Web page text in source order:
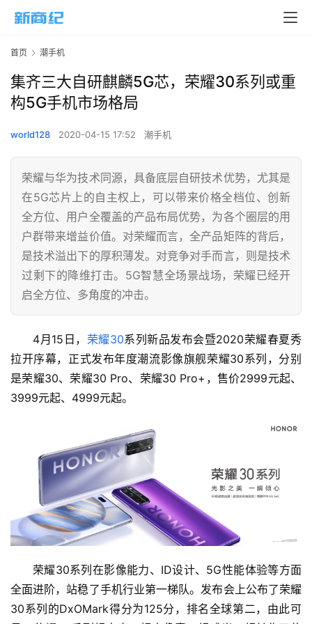
首页 潮手机
集齐三大自研麒麟5G芯，荣耀30系列或重
构5G手机市场格局
world128 2020-04-15 17:52 潮手机
荣耀与华为技术同源，具备底层自研技术优势，尤其是
在5G芯片上的自主权上，可以带来价格全档位、创新
全方位、用户全覆盖的产品布局优势，为各个圈层的用
户群带来增益价值。对荣耀而言，全产品矩阵的背后，
是技术溢出下的厚积薄发。对竞争对手而言，则是技术
过剩下的降维打击。5G智慧全场景战场，荣耀已经开
启全方位、多角度的冲击。
4月15日， 荣耀30系列新品发布会暨2020荣耀春夏秀
拉开序幕，正式发布年度潮流影像旗舰荣耀30系列，分别
是荣耀30、荣耀30 Pro、荣耀30 Pro+，售价2999元起、
3999元起、4999元起。
荣耀30系列在影像能力、ID设计、5G性能体验等方面
全面进阶，站稳了手机行业第一梯队。发布会上公布了荣耀
30系列的DxOMark得分为125分，排名全球第二，由此可